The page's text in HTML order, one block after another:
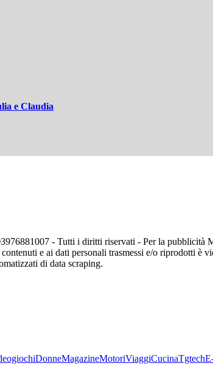
e Claudia
- Tutti i diritti riservati - Per la pubblicità
e ai dati personali trasmessi e/o riprodotti è
di data scraping.
DonneMagazineMotoriViaggiCucinaTgtech